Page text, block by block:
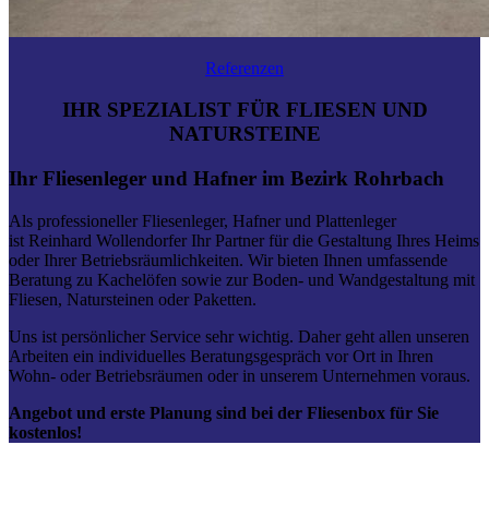
Referenzen
IHR SPEZIALIST FÜR FLIESEN UND
NATURSTEINE
Ihr Fliesenleger und Hafner im Bezirk Rohrbach
Als professioneller Fliesenleger, Hafner und Plattenleger
ist Reinhard Wollendorfer Ihr Partner für die Gestaltung Ihres Heims
oder Ihrer Betriebsräumlichkeiten. Wir bieten Ihnen umfassende
Beratung zu Kachelöfen sowie zur Boden- und Wandgestaltung mit
Fliesen, Natursteinen oder Paketten.
Uns ist persönlicher Service sehr wichtig. Daher geht allen unseren
Arbeiten ein individuelles Beratungsgespräch vor Ort in Ihren
Wohn- oder Betriebsräumen oder in unserem Unternehmen voraus.
Angebot und erste Planung sind bei der Fliesenbox für Sie
kostenlos!